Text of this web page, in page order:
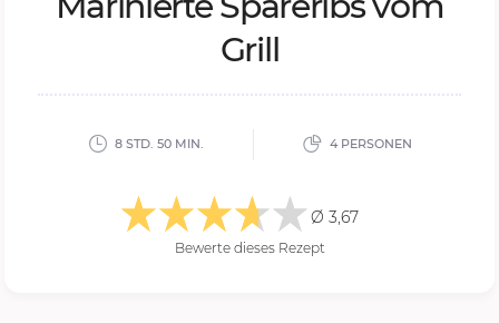
Grill
8 STD. 50 MIN. 4 PERSONEN
Ø 3,67
Bewerte dieses Rezept